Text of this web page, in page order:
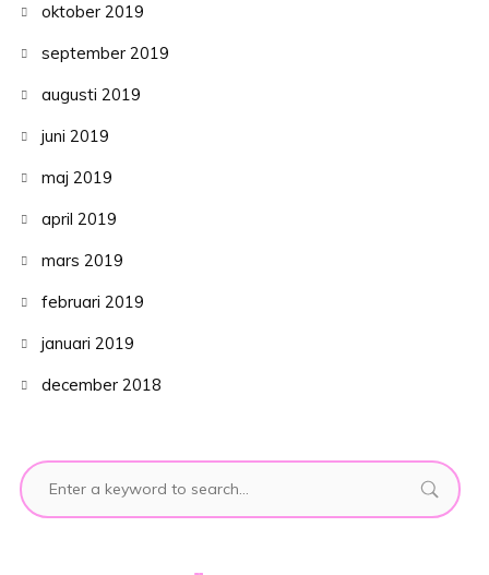
oktober 2019
september 2019
augusti 2019
juni 2019
maj 2019
april 2019
mars 2019
februari 2019
januari 2019
december 2018